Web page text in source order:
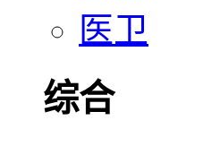
医卫
综合